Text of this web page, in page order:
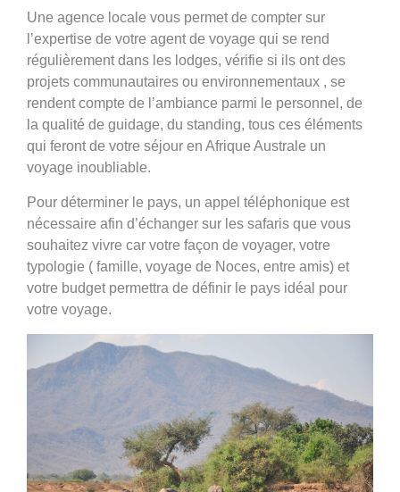
Une agence locale vous permet de compter sur
l’expertise de votre agent de voyage qui se rend
régulièrement dans les lodges, vérifie si ils ont des
projets communautaires ou environnementaux , se
rendent compte de l’ambiance parmi le personnel, de
la qualité de guidage, du standing, tous ces éléments
qui feront de votre séjour en Afrique Australe un
voyage inoubliable.
Pour déterminer le pays, un appel téléphonique est
nécessaire afin d’échanger sur les safaris que vous
souhaitez vivre car votre façon de voyager, votre
typologie ( famille, voyage de Noces, entre amis) et
votre budget permettra de définir le pays idéal pour
votre voyage.